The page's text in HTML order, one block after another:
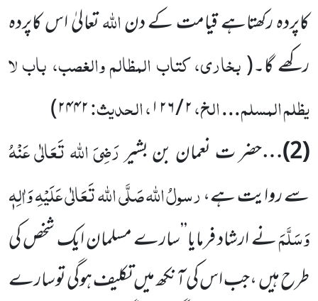
کاپردہ رکھتاہے قیامت کے دناللہتعالیٰ اس کاپردہ
رکھے گا۔(بخاری، کتاب المظالم والغصب، باب لا
یظلم المسلم...الخ،۲/۱۲۶، الحدیث:۲۴۴۲)
(
2
)…حضر ت نعمان بن بشیررَضِیَ اللہ تَعَالٰی عَنْہُ
سے روایت ہے،رسولُاللہصَلَّی اللہ تَعَالٰی عَلَیْہِ وَاٰلِہٖ
وَسَلَّمَنے ارشادفرمایا’’سارے مسلمان ایک شخص کی
طرح ہیں،جب اس کی آنکھ میںتکلیف ہوگی توسارے